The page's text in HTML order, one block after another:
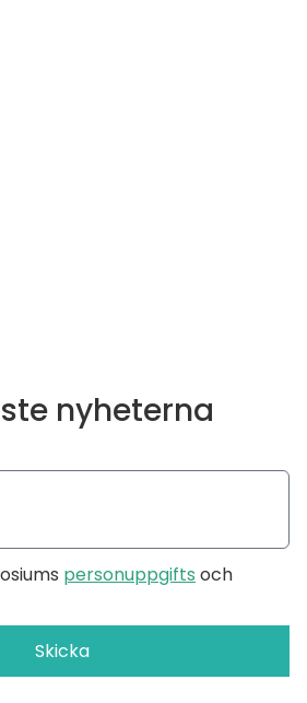
nyheterna
personuppgifts och
Skicka